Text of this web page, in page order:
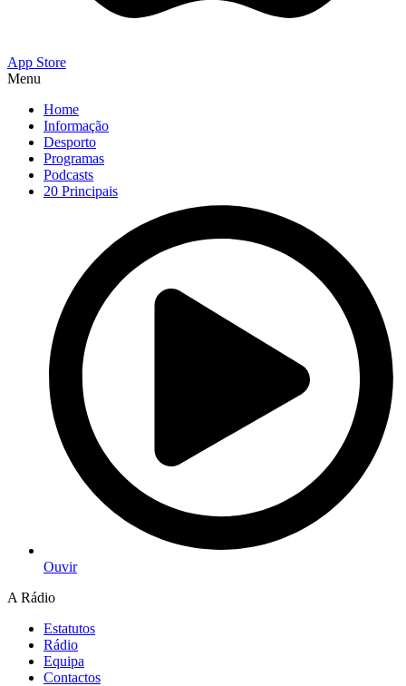
App Store
Menu
Home
Informação
Desporto
Programas
Podcasts
20 Principais
Ouvir
A Rádio
Estatutos
Rádio
Equipa
Contactos